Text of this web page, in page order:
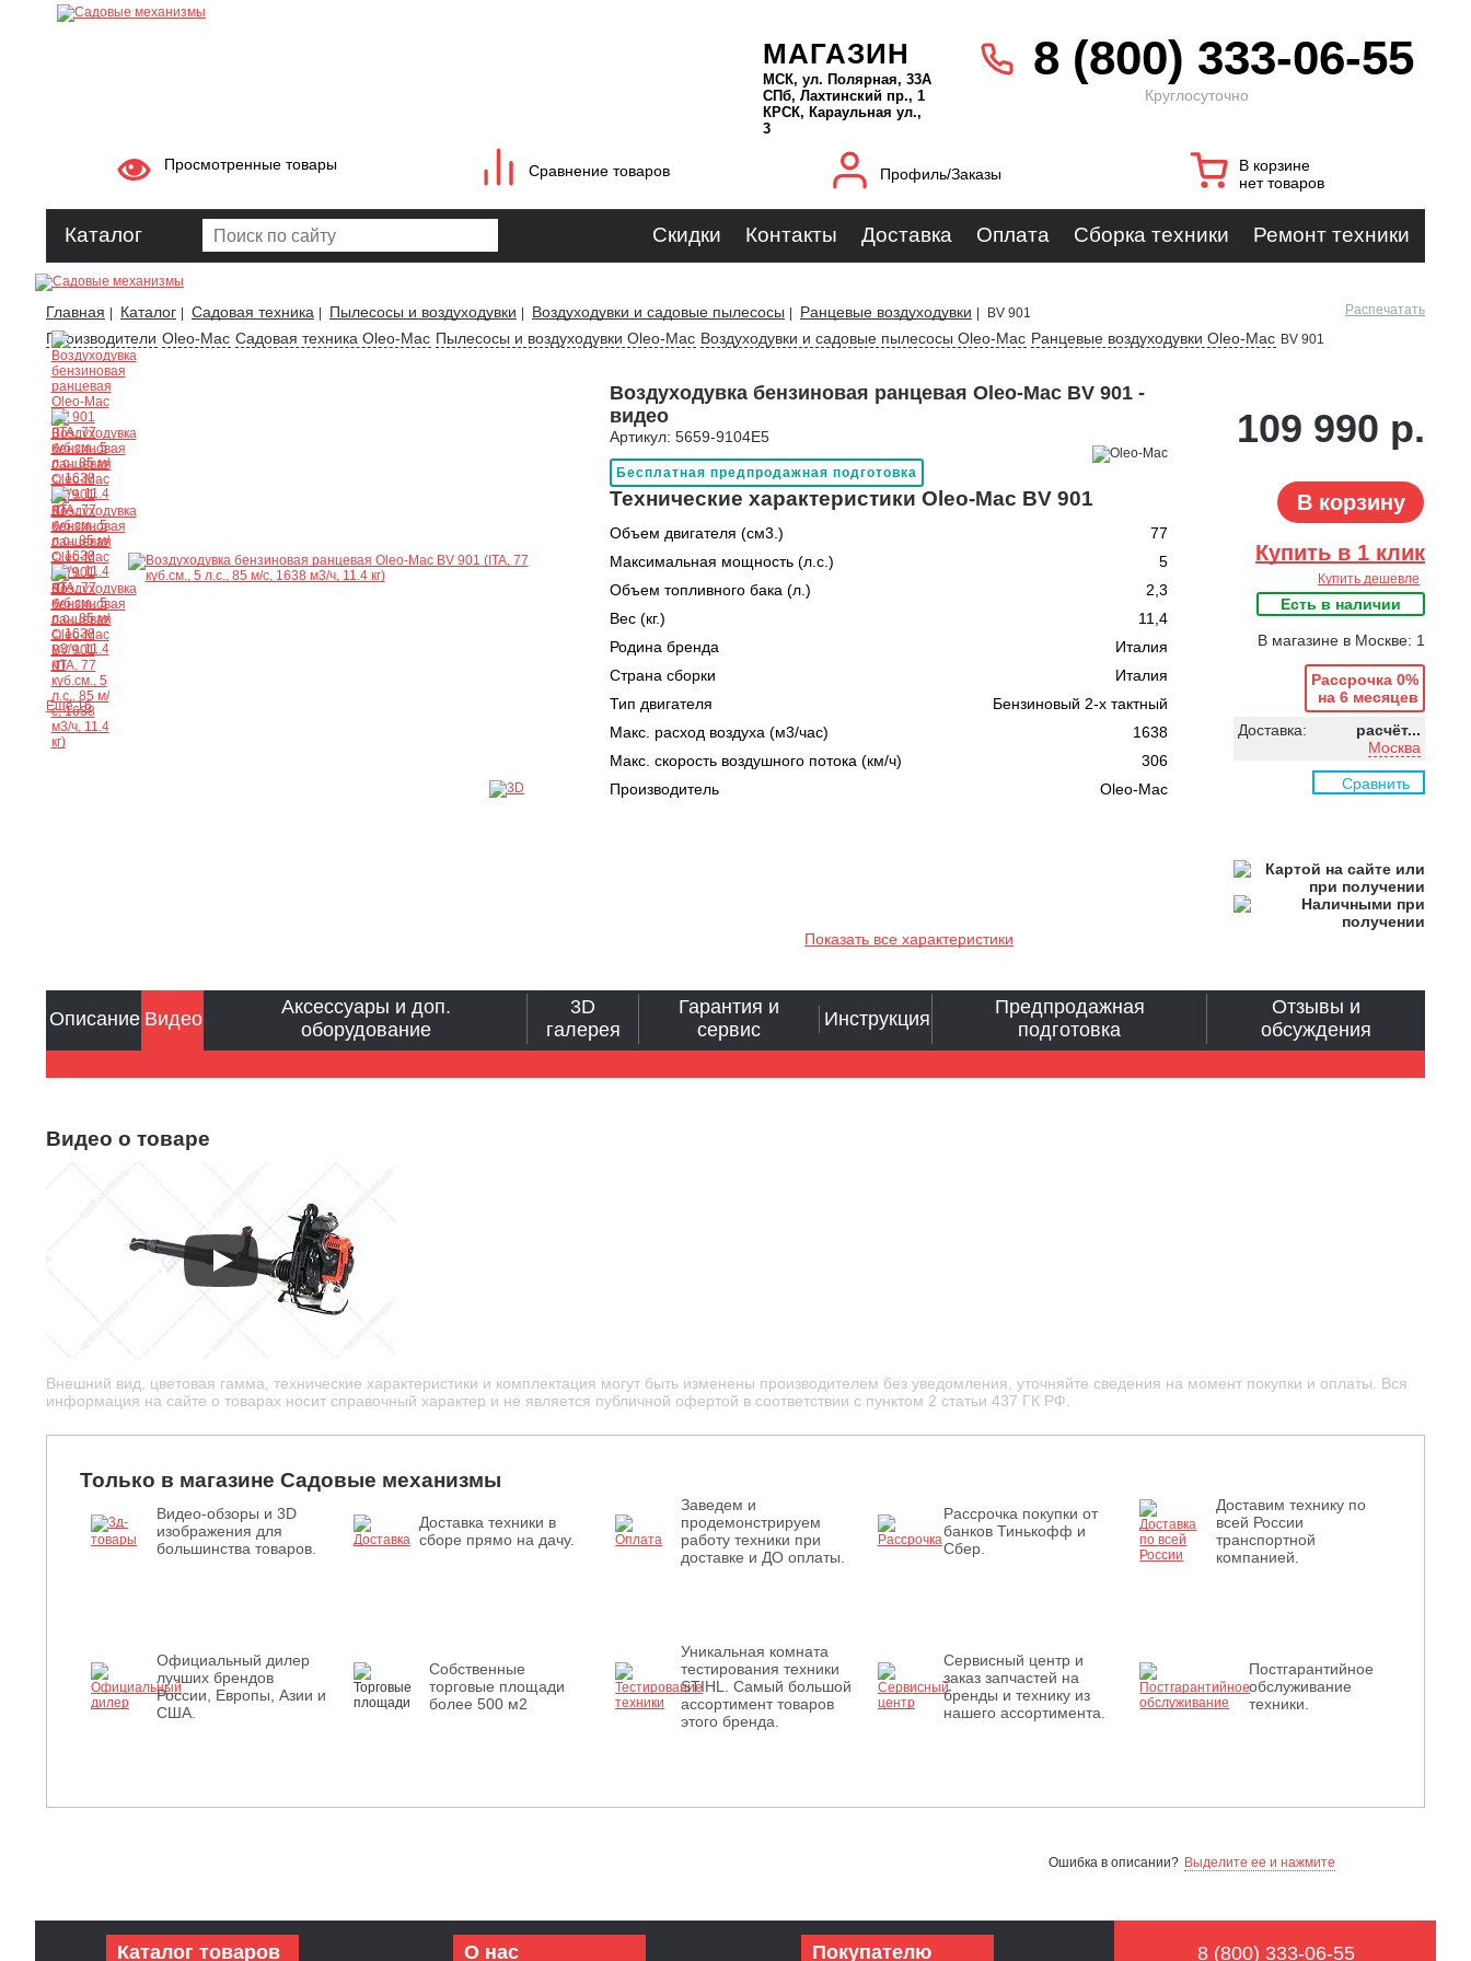
МАГАЗИН
МСК, ул. Полярная, 33А
СПб, Лахтинский пр., 1
КРСК, Караульная ул.,
3
8 (800) 333-06-55
Круглосуточно
Просмотренные товары Сравнение товаров Профиль/Заказы
В корзине
нет товаров
Каталог Скидки Контакты Доставка Оплата Сборка техники Ремонт техники
Главная Каталог Садовая техника Пылесосы и воздуходувки Воздуходувки и садовые пылесосы Ранцевые воздуходувки BV 901 Распечатать
Производители Oleo-Mac Садовая техника Oleo-Mac Пылесосы и воздуходувки Oleo-Mac Воздуходувки и садовые пылесосы Oleo-Mac Ранцевые воздуходувки Oleo-Mac BV 901
Ещё 16
Воздуходувка бензиновая ранцевая Oleo-Mac BV 901 -
видео
Артикул: 5659-9104E5
Бесплатная предпродажная подготовка
Технические характеристики Oleo-Mac BV 901
Объем двигателя (см3.)
77
Максимальная мощность (л.с.)
5
Объем топливного бака (л.)
2,3
Вес (кг.)
11,4
Родина бренда
Италия
Страна сборки
Италия
Тип двигателя
Бензиновый 2-х тактный
Макс. расход воздуха (м3/час)
1638
Макс. скорость воздушного потока (км/ч)
306
Производитель
Oleo-Mac
Показать все характеристики
109 990 р.
В корзину
Купить в 1 клик
Купить дешевле
Есть в наличии
В магазине в Москве: 1
Рассрочка 0%
на 6 месяцев
Доставка:
расчёт...
Москва
Сравнить
Видео о товаре
Описание Видео
Аксессуары и доп.
оборудование
3D
галерея
Гарантия и
сервис
Инструкция
Предпродажная
подготовка
Отзывы и
обсуждения
Внешний вид, цветовая гамма, технические характеристики и комплектация могут быть изменены производителем без уведомления, уточняйте сведения на момент покупки и оплаты. Вся
информация на сайте о товарах носит справочный характер и не является публичной офертой в соответствии с пунктом 2 статьи 437 ГК РФ.
Только в магазине Садовые механизмы
Видео-обзоры и 3D
изображения для
большинства товаров.
Доставка техники в
сборе прямо на дачу.
Заведем и
продемонстрируем
работу техники при
доставке и ДО оплаты.
Рассрочка покупки от
банков Тинькофф и
Сбер.
Доставим технику по
всей России
транспортной
компанией.
Официальный дилер
лучших брендов
России, Европы, Азии и
США.
Собственные
торговые площади
более 500 м2
Уникальная комната
тестирования техники
STIHL. Самый большой
ассортимент товаров
этого бренда.
Сервисный центр и
заказ запчастей на
бренды и технику из
нашего ассортимента.
Постгарантийное
обслуживание
техники.
Ошибка в описании? Выделите ее и нажмите
Каталог товаров О нас Покупателю 8 (800) 333-06-55